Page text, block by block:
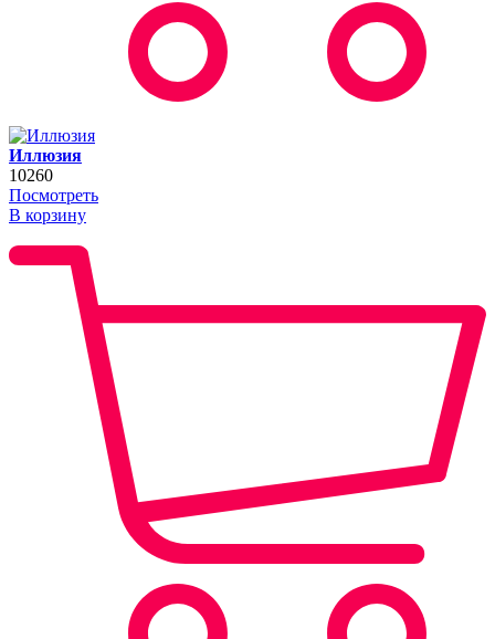
Иллюзия
10260
Посмотреть
В корзину